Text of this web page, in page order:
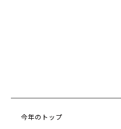
今年のトップ